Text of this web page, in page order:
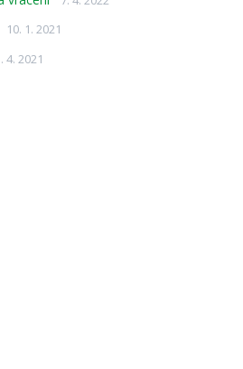
10. 1. 2021
4. 2021